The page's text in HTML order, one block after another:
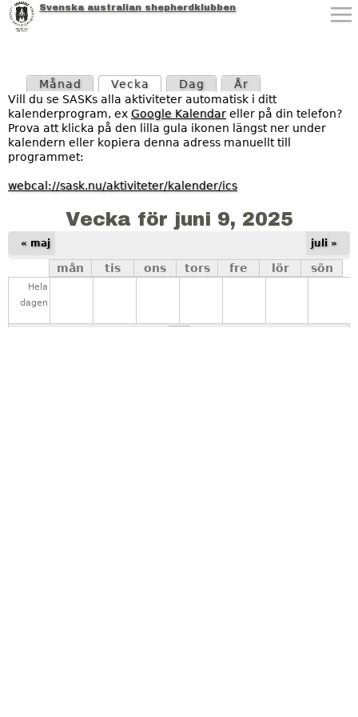
Jump to navigation
Svenska australian shepherdklubben
r
i
m
ä
a
f
i
Månad Vecka (aktiv flik)
Dag
År
Vill du se SASKs alla aktiviteter automatisk i ditt
kalenderprogram, ex Google Kalendar eller på din telefon?
Prova att klicka på den lilla gula ikonen längst ner under
kalendern eller kopiera denna adress manuellt till
programmet:
webcal://sask.nu/aktiviteter/kalender/ics
Vecka för juni 9, 2025
« maj juli »
mån tis ons tors fre lör sön
Hela
dagen